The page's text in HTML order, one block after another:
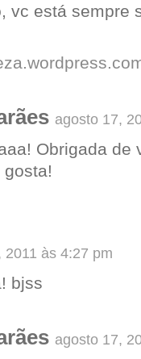
vc está sempre
agosto 17,
Obrigada de
2011 às 4:27 pm
bjss
agosto 17,